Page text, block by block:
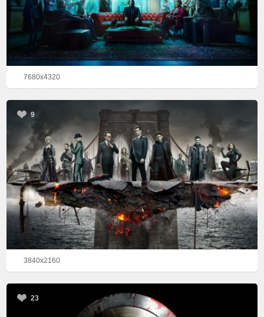
7680x4320
9
3840x2160
23